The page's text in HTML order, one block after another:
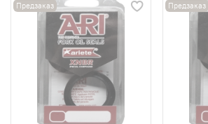
Предзаказ Предзаказ